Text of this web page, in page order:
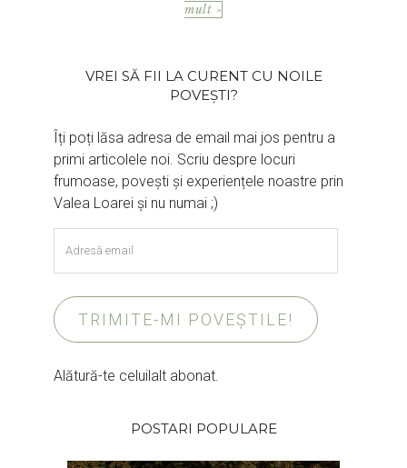
mult »
VREI SĂ FII LA CURENT CU NOILE
POVEȘTI?
Îți poți lăsa adresa de email mai jos pentru a
primi articolele noi. Scriu despre locuri
frumoase, povești și experiențele noastre prin
Valea Loarei și nu numai ;)
email
TRIMITE-MI POVEȘTILE!
Alătură-te celuilalt abonat.
POSTARI POPULARE